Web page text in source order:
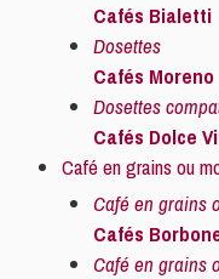
Cafés Bialetti
Dosettes
Cafés Moreno
Dosettes
Cafés Dolce
Café en grains ou
Café en grains
Cafés
Café en grains